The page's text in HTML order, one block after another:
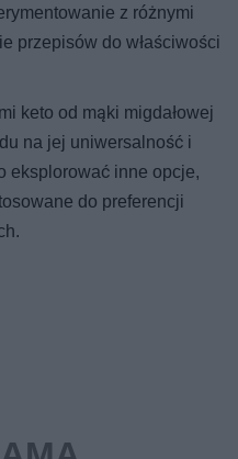
z różnymi
przepisów do właściwości
keto od mąki migdałowej
na jej uniwersalność i
eksplorować inne opcje,
do preferencji